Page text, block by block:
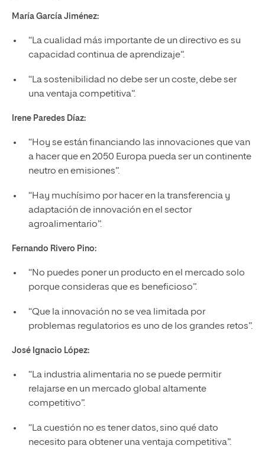
María García Jiménez:
“La cualidad más importante de un directivo es su
capacidad continua de aprendizaje”.
“La sostenibilidad no debe ser un coste, debe ser
una ventaja competitiva”.
Irene Paredes Díaz:
“Hoy se están financiando las innovaciones que van
a hacer que en 2050 Europa pueda ser un continente
neutro en emisiones”.
“Hay muchísimo por hacer en la transferencia y
adaptación de innovación en el sector
agroalimentario”.
Fernando Rivero Pino:
“No puedes poner un producto en el mercado solo
porque consideras que es beneficioso”.
“Que la innovación no se vea limitada por
problemas regulatorios es uno de los grandes retos”.
José Ignacio López:
“La industria alimentaria no se puede permitir
relajarse en un mercado global altamente
competitivo”.
“La cuestión no es tener datos, sino qué dato
necesito para obtener una ventaja competitiva”.